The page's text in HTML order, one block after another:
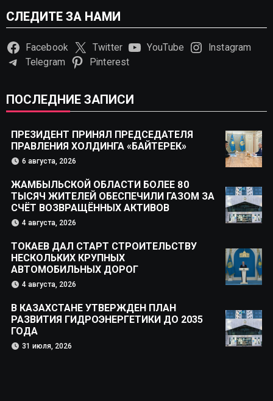
СЛЕДИТЕ ЗА НАМИ
Facebook Twitter YouTube
Instagram
Telegram
Pinterest
ПОСЛЕДНИЕ ЗАПИСИ
ПРЕЗИДЕНТ ПРИНЯЛ ПРЕДСЕДАТЕЛЯ
ПРАВЛЕНИЯ ХОЛДИНГА «БАЙТЕРЕК»
6 августа, 2026
ЖАМБЫЛЬСКОЙ ОБЛАСТИ БОЛЕЕ 80
ТЫСЯЧ ЖИТЕЛЕЙ ОБЕСПЕЧИЛИ ГАЗОМ ЗА
СЧЁТ ВОЗВРАЩЁННЫХ АКТИВОВ
4 августа, 2026
ТОКАЕВ ДАЛ СТАРТ СТРОИТЕЛЬСТВУ
НЕСКОЛЬКИХ КРУПНЫХ
АВТОМОБИЛЬНЫХ ДОРОГ
4 августа, 2026
В КАЗАХСТАНЕ УТВЕРЖДЕН ПЛАН
РАЗВИТИЯ ГИДРОЭНЕРГЕТИКИ ДО 2035
ГОДА
31 июля, 2026